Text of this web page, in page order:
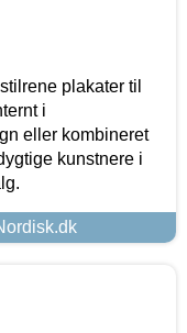
plakater til
i
eller kombineret
kunstnere i